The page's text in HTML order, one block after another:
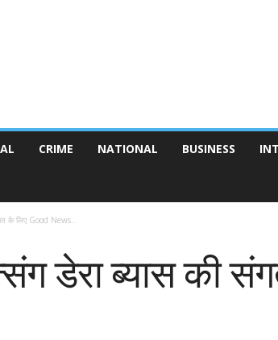
CRIME NATIONAL BUSINESS
के लिए Good News..
डेरा ब्यास की